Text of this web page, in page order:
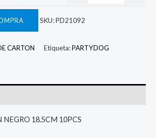
SKU:PD21092
CARTON Etiqueta:PARTYDOG
NEGRO 18.5CM 10PCS